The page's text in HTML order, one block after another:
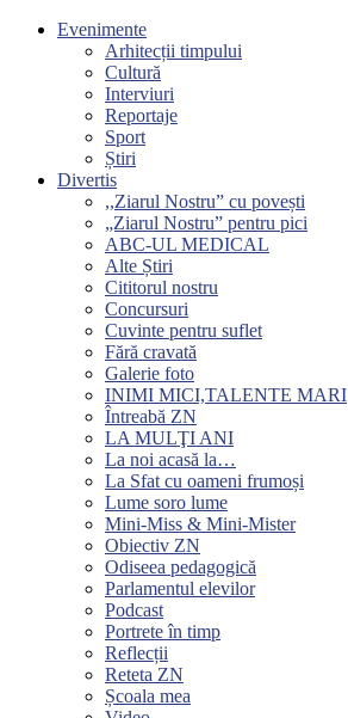
Evenimente
Arhitecții timpului
Cultură
Interviuri
Reportaje
Sport
Știri
Divertis
,,Ziarul Nostru” cu povești
„Ziarul Nostru” pentru pici
ABC-UL MEDICAL
Alte Știri
Cititorul nostru
Concursuri
Cuvinte pentru suflet
Fără cravată
Galerie foto
INIMI MICI,TALENTE MARI
Întreabă ZN
LA MULŢI ANI
La noi acasă la…
La Sfat cu oameni frumoși
Lume soro lume
Mini-Miss & Mini-Mister
Obiectiv ZN
Odiseea pedagogică
Parlamentul elevilor
Podcast
Portrete în timp
Reflecții
Reteta ZN
Școala mea